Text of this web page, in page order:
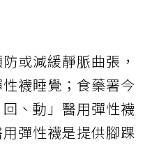
或減緩靜脈曲張，
襪睡覺；食藥署今
、動」醫用彈性襪
彈性襪是提供腳踝